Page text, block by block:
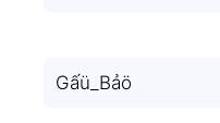
Gấü_Bảö